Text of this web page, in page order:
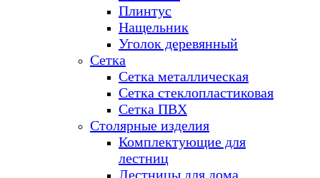
Плинтус
Нащельник
Уголок деревянный
Сетка
Сетка металлическая
Сетка стеклопластиковая
Сетка ПВХ
Столярные изделия
Комплектующие для
лестниц
Лестницы для дома